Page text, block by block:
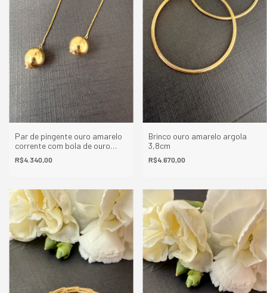
Par de pingente ouro amarelo
corrente com bola de ouro
10mm
R$4.340,00
Brinco ouro amarelo argola
3,8cm
R$4.670,00